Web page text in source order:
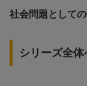
社会問題として
シリーズ全